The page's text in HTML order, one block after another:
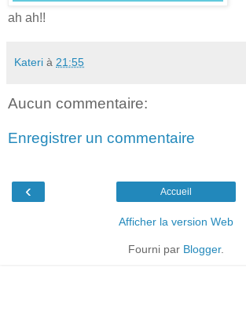
ah ah!!
Kateri à 21:55
Aucun commentaire:
Enregistrer un commentaire
‹ Accueil
Afficher la version Web
Fourni par Blogger.